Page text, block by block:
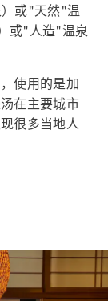
或"天然"温
或"人造"温泉
使用的是加
在主要城市
很多当地人